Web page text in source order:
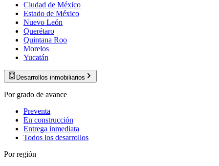
Ciudad de México
Estado de México
Nuevo León
Querétaro
Quintana Roo
Morelos
Yucatán
Desarrollos inmobiliarios
Por grado de avance
Preventa
En construcción
Entrega inmediata
Todos los desarrollos
Por región